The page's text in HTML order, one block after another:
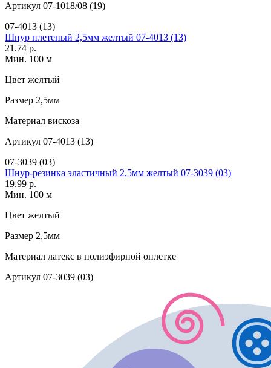
Артикул 07-1018/08 (19)
07-4013 (13)
Шнур плетеный 2,5мм желтый 07-4013 (13)
21.74 р.
Мин. 100 м
Цвет желтый
Размер 2,5мм
Материал вискоза
Артикул 07-4013 (13)
07-3039 (03)
Шнур-резинка эластичный 2,5мм желтый 07-3039 (03)
19.99 р.
Мин. 100 м
Цвет желтый
Размер 2,5мм
Материал латекс в полиэфирной оплетке
Артикул 07-3039 (03)